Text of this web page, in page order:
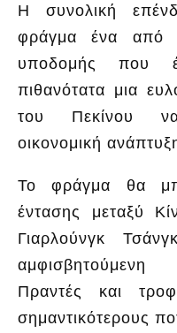
Η συνολική
φράγμα ένα από
υποδομής που
πιθανότατα μια
του Πεκίνου
οικονομική
Το φράγμα θα
έντασης μεταξύ
Γιαρλούνγκ
Πραντές και
σημαντικότερους